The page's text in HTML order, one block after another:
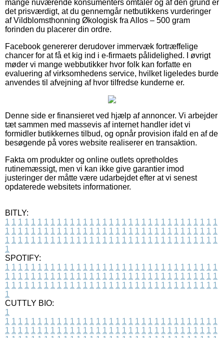
mange nuværende konsumenters omtaler og af den grund er
det prisværdigt, at du gennemgår netbutikkens vurderinger
af Vildblomsthonning Økologisk fra Allos – 500 gram
forinden du placerer din ordre.
Facebook genererer derudover immervæk fortræffelige
chancer for at få et kig ind i e-firmaets pålidelighed. I øvrigt
møder vi mange webbutikker hvor folk kan forfatte en
evaluering af virksomhedens service, hvilket ligeledes burde
anvendes til afvejning af hvor tilfredse kunderne er.
Denne side er finansieret ved hjælp af annoncer. Vi arbejder
tæt sammen med massevis af internet handler idet vi
formidler butikkernes tilbud, og opnår provision ifald en af de
besøgende på vores website realiserer en transaktion.
Fakta om produkter og online outlets opretholdes
rutinemæssigt, men vi kan ikke give garantier imod
justeringer der måtte være udarbejdet efter at vi senest
opdaterede websitets informationer.
BITLY:
1 1 1 1 1 1 1 1 1 1 1 1 1 1 1 1 1 1 1 1 1 1 1 1 1 1 1 1 1 1 1 1 1
1 1 1 1 1 1 1 1 1 1 1 1 1 1 1 1 1 1 1 1 1 1 1 1 1 1 1 1 1 1 1 1 1
1 1 1 1 1 1 1 1 1 1 1 1 1 1 1 1 1 1 1 1 1 1 1 1 1 1 1 1 1 1 1 1 1
1
SPOTIFY:
1 1 1 1 1 1 1 1 1 1 1 1 1 1 1 1 1 1 1 1 1 1 1 1 1 1 1 1 1 1 1 1 1
1 1 1 1 1 1 1 1 1 1 1 1 1 1 1 1 1 1 1 1 1 1 1 1 1 1 1 1 1 1 1 1 1
1 1 1 1 1 1 1 1 1 1 1 1 1 1 1 1 1 1 1 1 1 1 1 1 1 1 1 1 1 1 1 1 1
1
CUTTLY BIO:
1
1 1 1 1 1 1 1 1 1 1 1 1 1 1 1 1 1 1 1 1 1 1 1 1 1 1 1 1 1 1 1 1 1
1 1 1 1 1 1 1 1 1 1 1 1 1 1 1 1 1 1 1 1 1 1 1 1 1 1 1 1 1 1 1 1 1